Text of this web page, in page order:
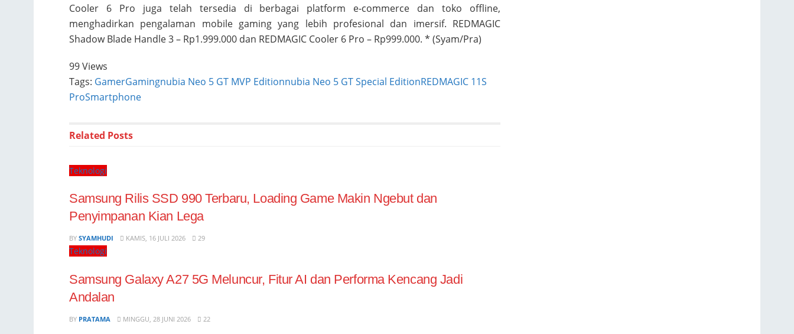
Cooler 6 Pro juga telah tersedia di berbagai platform e-commerce dan toko offline,
menghadirkan pengalaman mobile gaming yang lebih profesional dan imersif. REDMAGIC
Shadow Blade Handle 3 – Rp1.999.000 dan REDMAGIC Cooler 6 Pro – Rp999.000. * (Syam/Pra)
99 Views
Tags: GamerGamingnubia Neo 5 GT MVP Editionnubia Neo 5 GT Special EditionREDMAGIC 11S
ProSmartphone
Related Posts
Teknologi
Samsung Rilis SSD 990 Terbaru, Loading Game Makin Ngebut dan
Penyimpanan Kian Lega
BY SYAMHUDI KAMIS, 16 JULI 2026 29
Teknologi
Samsung Galaxy A27 5G Meluncur, Fitur AI dan Performa Kencang Jadi
Andalan
BY PRATAMA MINGGU, 28 JUNI 2026 22